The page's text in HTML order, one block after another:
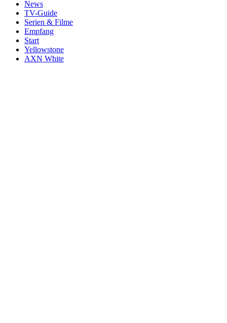
News
TV-Guide
Serien & Filme
Empfang
Start
Yellowstone
AXN White